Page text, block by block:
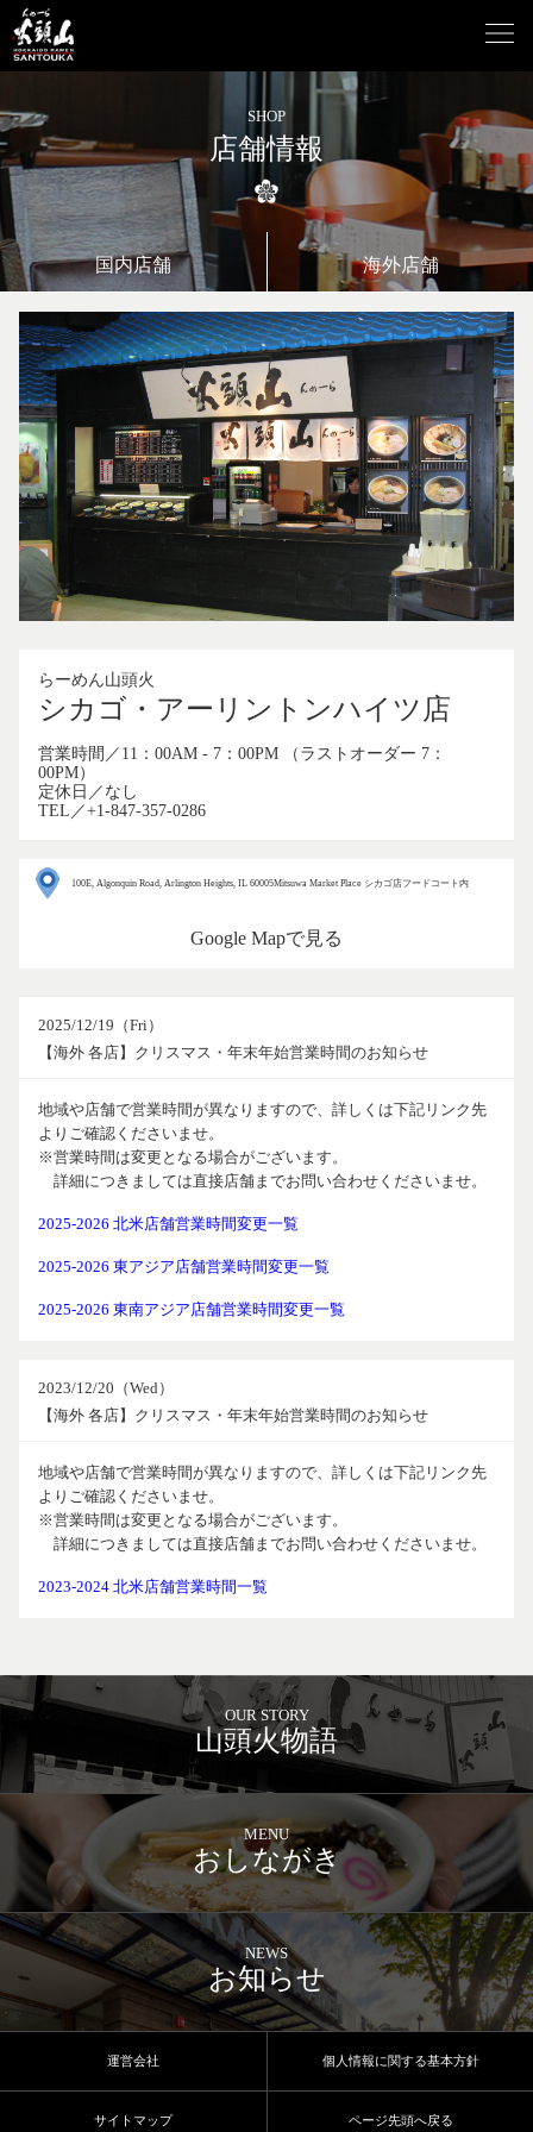
SHOP
店舗情報
国内店舗 海外店舗
らーめん山頭火
シカゴ・アーリントンハイツ店
営業時間／11：00AM - 7：00PM （ラストオーダー 7：
00PM）
定休日／なし
TEL／+1-847-357-0286
100E, Algonquin Road, Arlington Heights, IL 60005Mitsuwa Market Place シカゴ店フードコート内
Google Mapで見る
2025/12/19（Fri）
【海外 各店】クリスマス・年末年始営業時間のお知らせ
地域や店舗で営業時間が異なりますので、詳しくは下記リンク先
よりご確認くださいませ。
※営業時間は変更となる場合がございます。
詳細につきましては直接店舗までお問い合わせくださいませ。
2025-2026 北米店舗営業時間変更一覧
2025-2026 東アジア店舗営業時間変更一覧
2025-2026 東南アジア店舗営業時間変更一覧
2023/12/20（Wed）
【海外 各店】クリスマス・年末年始営業時間のお知らせ
地域や店舗で営業時間が異なりますので、詳しくは下記リンク先
よりご確認くださいませ。
※営業時間は変更となる場合がございます。
詳細につきましては直接店舗までお問い合わせくださいませ。
2023-2024 北米店舗営業時間一覧
OUR STORY
山頭火物語
MENU
おしながき
NEWS
お知らせ
運営会社 個人情報に関する基本方針
サイトマップ ページ先頭へ戻る